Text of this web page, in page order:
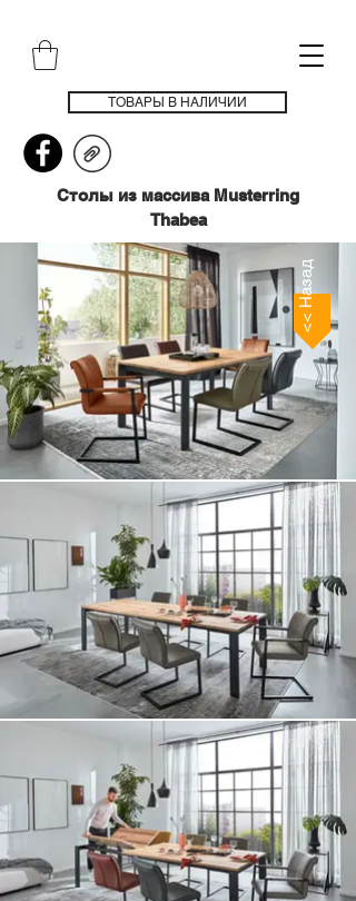
ТОВАРЫ В НАЛИЧИИ
Столы из массива Musterring
Thabea
<< Назад